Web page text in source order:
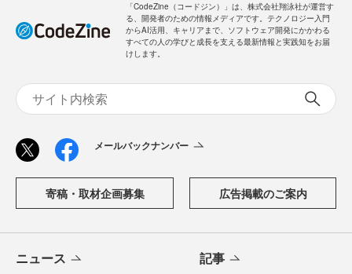
「CodeZine（コードジン）」は、株式会社翔泳社が運営す
る、開発者のための情報メディアです。テクノロジー入門
からAI活用、キャリアまで、ソフトウェア開発にかかわる
すべての人の学びと成長を支える最新情報と実践知をお届
けします。
メールバックナンバー
寄稿・取材企画募集 広告掲載のご案内
ニュース 記事